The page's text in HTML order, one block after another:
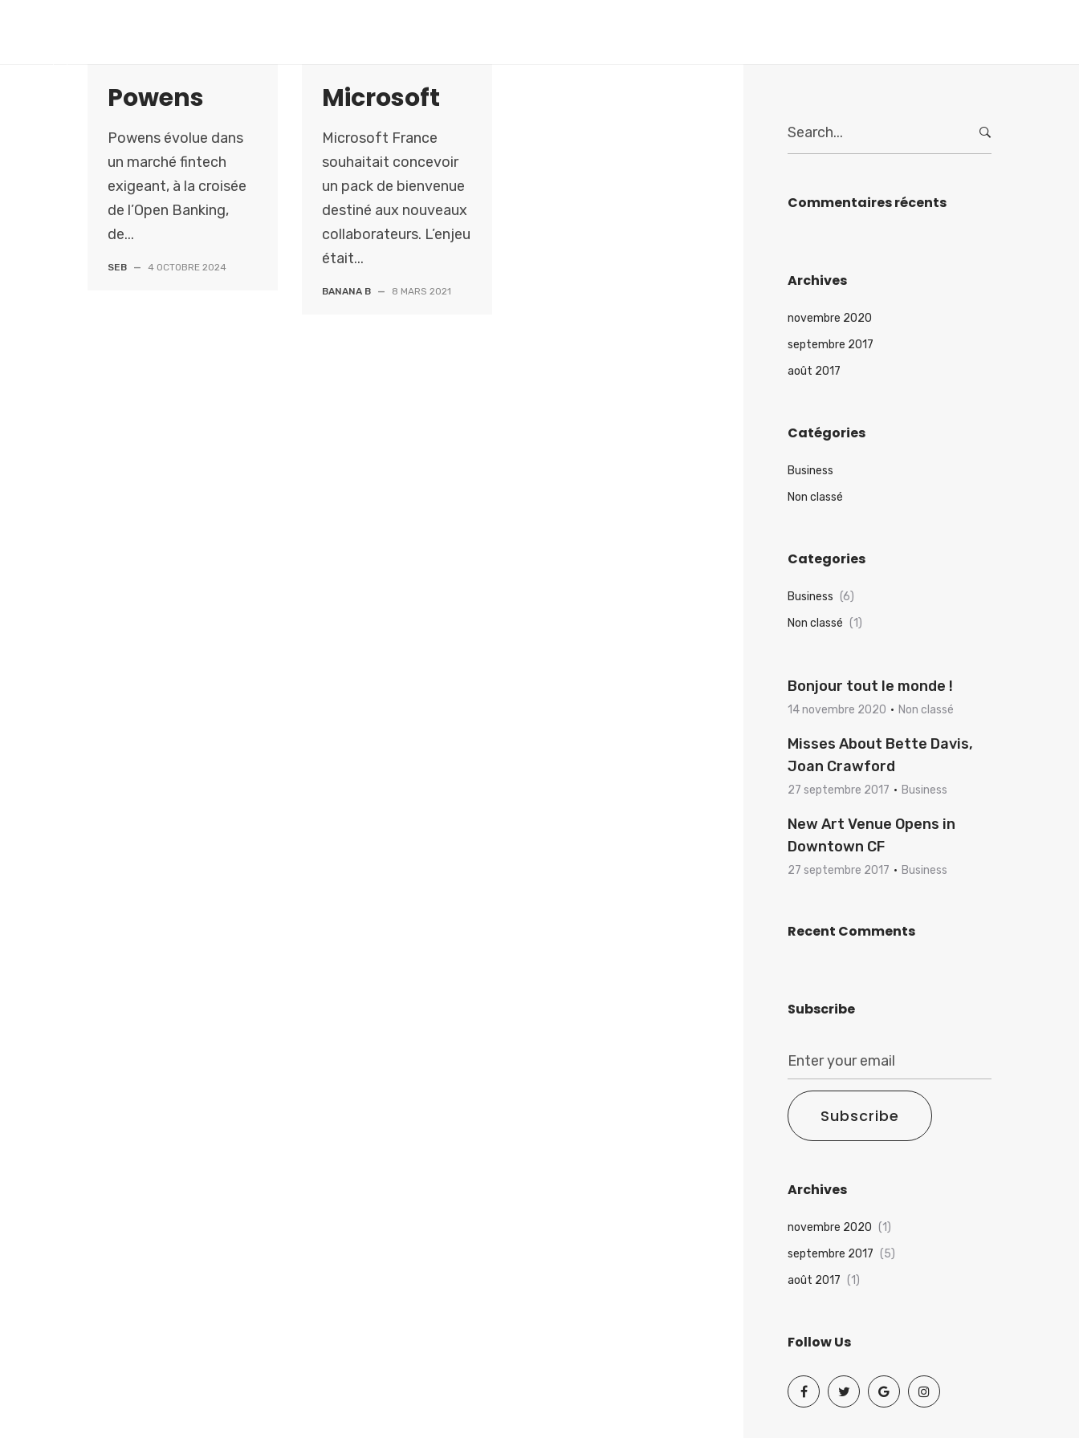
Powens
Powens évolue dans
un marché fintech
exigeant, à la croisée
de l’Open Banking,
de...
SEB — 4 OCTOBRE 2024
Microsoft
Microsoft France
souhaitait concevoir
un pack de bienvenue
destiné aux nouveaux
collaborateurs. L’enjeu
était...
BANANA B — 8 MARS 2021
e
c
r
Commentaires récents
Archives
novembre 2020
septembre 2017
août 2017
Catégories
Business
Non classé
Categories
Business (6)
Non classé (1)
Bonjour tout le monde !
14 novembre 2020 Non classé
Misses About Bette Davis,
Joan Crawford
27 septembre 2017 Business
New Art Venue Opens in
Downtown CF
27 septembre 2017 Business
Recent Comments
Subscribe
Subscribe
Archives
novembre 2020 (1)
septembre 2017 (5)
août 2017 (1)
Follow Us